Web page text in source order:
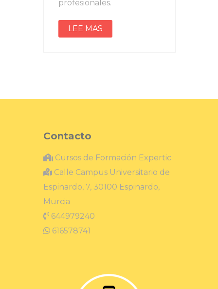
profesionales.
LEE MAS
Contacto
Cursos de Formación Expertic
Calle Campus Universitario de
Espinardo, 7, 30100 Espinardo,
Murcia
644979240
616578741